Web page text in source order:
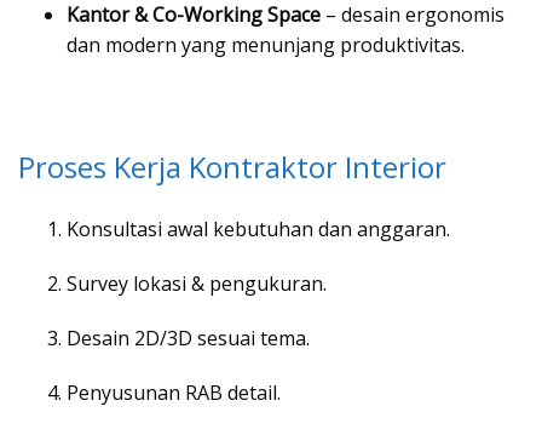
Kantor & Co-Working Space – desain ergonomis
dan modern yang menunjang produktivitas.
Proses Kerja Kontraktor Interior
Konsultasi awal kebutuhan dan anggaran.
Survey lokasi & pengukuran.
Desain 2D/3D sesuai tema.
Penyusunan RAB detail.